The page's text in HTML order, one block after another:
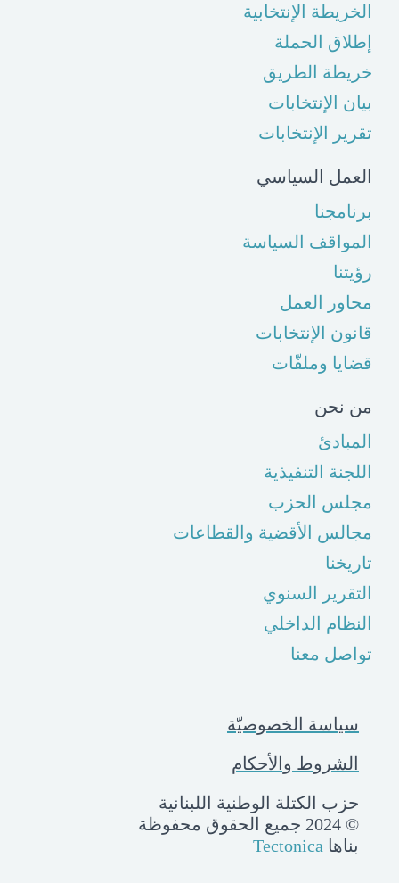
الخريطة الإنتخابية
إطلاق الحملة
خريطة الطريق
بيان الإنتخابات
تقرير الإنتخابات
العمل السياسي
برنامجنا
المواقف السياسة
رؤيتنا
محاور العمل
قانون الإنتخابات
قضايا وملفّات
من نحن
المبادئ
اللجنة التنفيذية
مجلس الحزب
مجالس الأقضية والقطاعات
تاريخنا
التقرير السنوي
النظام الداخلي
تواصل معنا
سياسة الخصوصيّة
الشروط والأحكام
حزب الكتلة الوطنية اللبنانية
© 2024 جميع الحقوق محفوظة
بناها Tectonica